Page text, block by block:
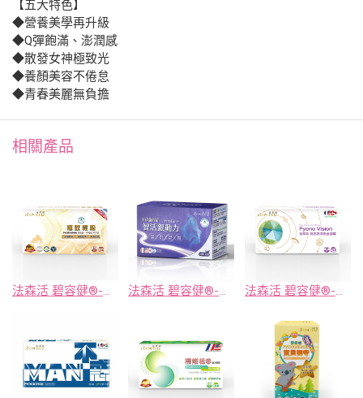
【五大特色】
◆營養美學再升級
◆Q彈飽滿、澎潤感
◆散發女神極致光
◆養顏美容不倦怠
◆青春美麗無負擔
相關產品
法森活 碧容健®-極致輕鬆松萃錠100毫克 法森活 碧容健®-智活銀動力膠囊 法森活 碧容健®-松萃明晶亮潤澤素食膠囊